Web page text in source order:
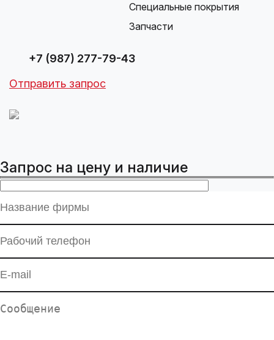
Специальные покрытия
Запчасти
+7 (987) 277-79-43
Отправить запрос
Запрос на цену и наличие